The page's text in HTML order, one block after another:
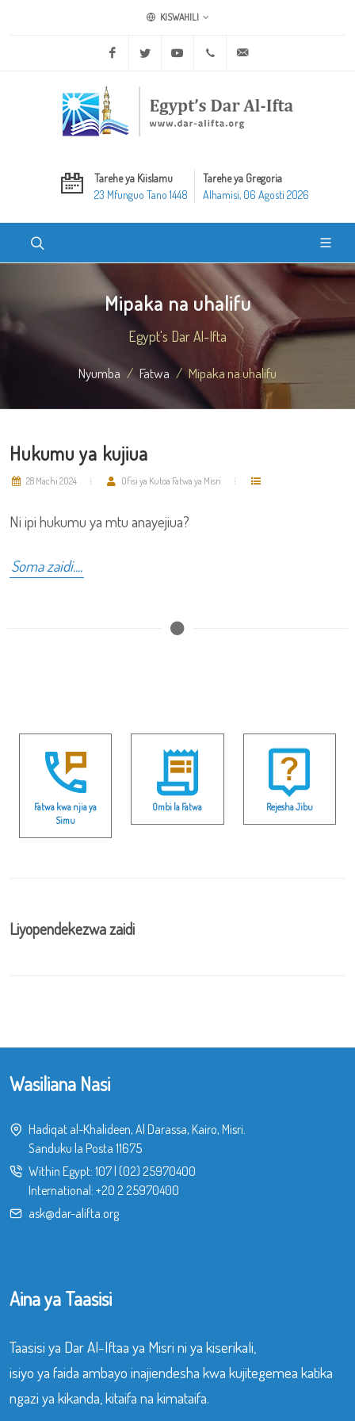
KISWAHILI
Facebook Twitter Youtube +20 2 25970400
Tarehe ya Kiislamu
23 Mfunguo Tano 1448
Tarehe ya Gregoria
Alhamisi, 06 Agosti 2026
Mipaka na uhalifu
Egypt's Dar Al-Ifta
Nyumba Fatwa Mipaka na uhalifu
Hukumu ya kujiua
28 Machi 2024 Ofisi ya Kutoa Fatwa ya Misri
Ni ipi hukumu ya mtu anayejiua?
Soma zaidi....
Fatwa kwa njia ya
Simu
Ombi la Fatwa Rejesha Jibu
Liyopendekezwa zaidi
Wasiliana Nasi
Hadiqat al-Khalideen, Al Darassa, Kairo, Misri.
Sanduku la Posta 11675
Within Egypt: 107| (02) 25970400
International: +20 2 25970400
ask@dar-alifta.org
Aina ya Taasisi
Taasisi ya Dar Al-Iftaa ya Misri ni ya kiserikali,
isiyo ya faida ambayo inajiendesha kwa kujitegemea katika
ngazi ya kikanda, kitaifa na kimataifa.